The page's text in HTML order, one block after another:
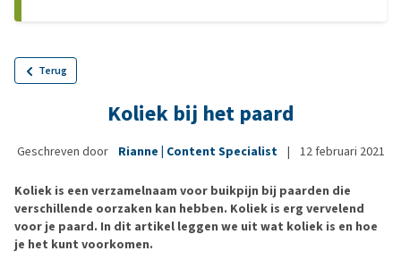
Terug
Koliek bij het paard
Geschreven door Rianne | Content Specialist | 12 februari 2021
Koliek is een verzamelnaam voor buikpijn bij paarden die
verschillende oorzaken kan hebben. Koliek is erg vervelend
voor je paard. In dit artikel leggen we uit wat koliek is en hoe
je het kunt voorkomen.